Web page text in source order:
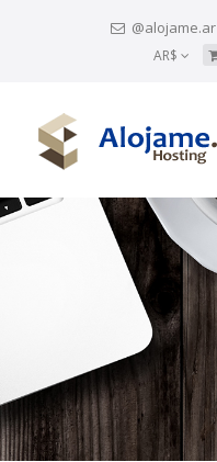
@alojame.ar
AR$